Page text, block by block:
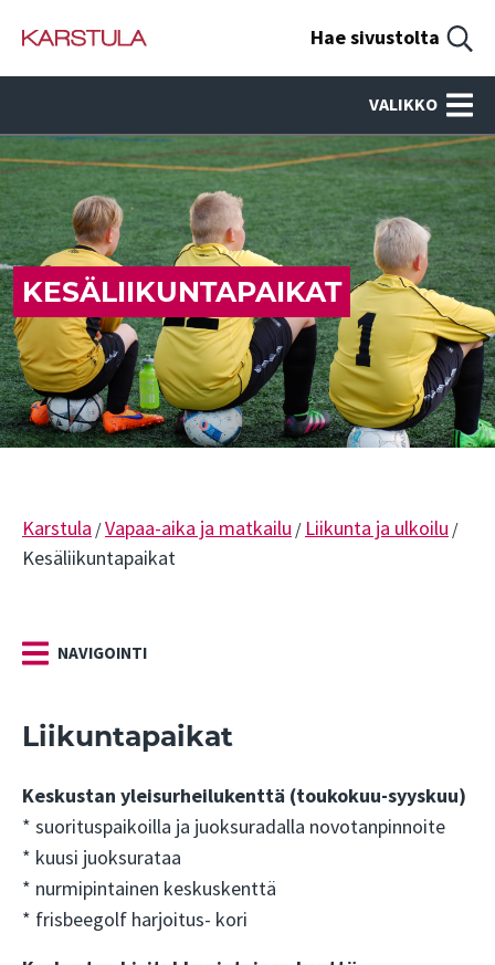
Hae sivustolta
VALIKKO
KESÄLIIKUNTAPAIKAT
Karstula /Vapaa-aika ja matkailu / Liikunta ja ulkoilu /
Kesäliikuntapaikat
NAVIGOINTI
Liikuntapaikat
Keskustan yleisurheilukenttä (toukokuu-syyskuu)
* suorituspaikoilla ja juoksuradalla novotanpinnoite
* kuusi juoksurataa
* nurmipintainen keskuskenttä
* frisbeegolf harjoitus- kori